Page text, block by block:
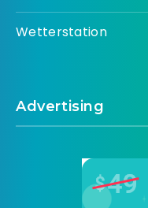
Wetterstation
Advertising